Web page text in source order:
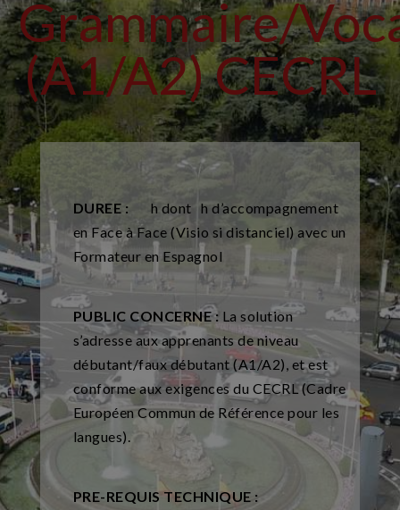
Grammaire/
(A1/A2) CECRL
DUREE :
h dont h d’accompagnement
en Face à Face (Visio si distanciel) avec un
Formateur en Espagnol
PUBLIC CONCERNE : La solution
s’adresse aux apprenants de niveau
débutant/faux débutant (A1/A2), et est
conforme aux exigences du CECRL (Cadre
Européen Commun de Référence pour les
langues).
PRE-REQUIS TECHNIQUE :